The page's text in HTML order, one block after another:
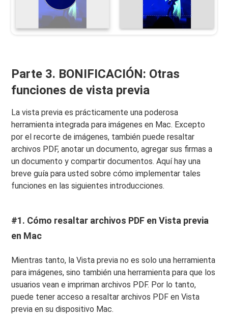
Parte 3. BONIFICACIÓN: Otras
funciones de vista previa
La vista previa es prácticamente una poderosa
herramienta integrada para imágenes en Mac. Excepto
por el recorte de imágenes, también puede resaltar
archivos PDF, anotar un documento, agregar sus firmas a
un documento y compartir documentos. Aquí hay una
breve guía para usted sobre cómo implementar tales
funciones en las siguientes introducciones.
#1. Cómo resaltar archivos PDF en Vista previa
en Mac
Mientras tanto, la Vista previa no es solo una herramienta
para imágenes, sino también una herramienta para que los
usuarios vean e impriman archivos PDF. Por lo tanto,
puede tener acceso a resaltar archivos PDF en Vista
previa en su dispositivo Mac.